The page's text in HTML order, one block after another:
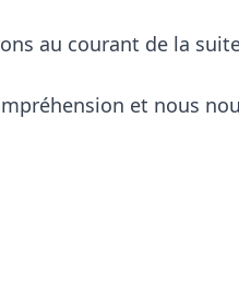
au courant de la
et nous